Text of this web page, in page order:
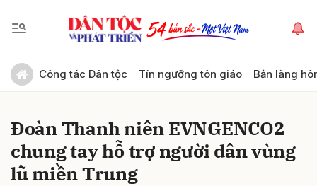
Công tác Dân tộc Tín ngưỡng tôn giáo Bản làng
Đoàn Thanh niên EVNGENCO2
chung tay hỗ trợ người dân vùng
lũ miền Trung
Gửi bình luận